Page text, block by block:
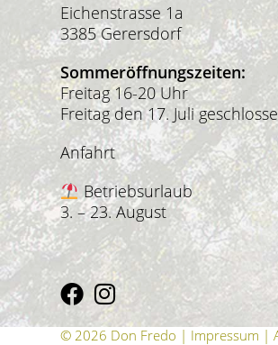
Eichenstrasse 1a
3385 Gerersdorf
Sommeröffnungszeiten:
Freitag 16-20 Uhr
Freitag den 17. Juli
Anfahrt
Betriebsurlaub
3. – 23. August
© 2026 Don Fredo | Impressum |